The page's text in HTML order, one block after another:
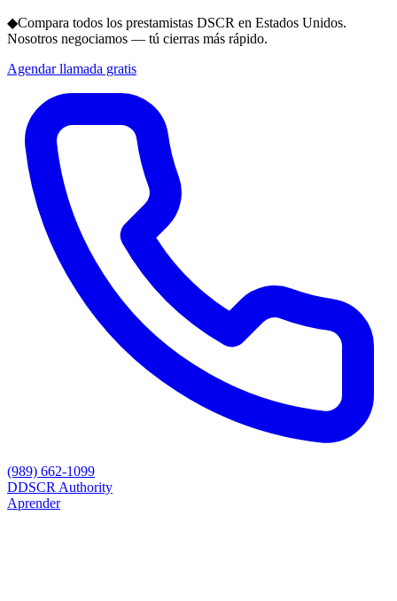
◆Compara todos los prestamistas DSCR en Estados Unidos.
Nosotros negociamos — tú cierras más rápido.
Agendar llamada gratis
(989) 662-1099
DDSCR Authority
Aprender